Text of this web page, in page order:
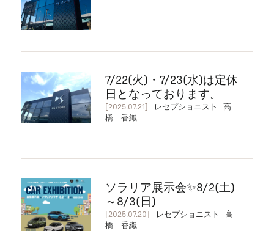
7/22(火)・7/23(水)は定休
日となっております。
[2025.07.21]
レセプショニスト 高
橋 香織
ソラリア展示会✨8/2(土)
～8/3(日)
[2025.07.20]
レセプショニスト 高
橋 香織